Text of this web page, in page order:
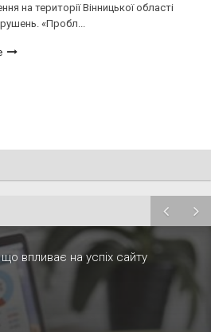
на території Вінницької області
«Пробл...
впливає на успіх сайту